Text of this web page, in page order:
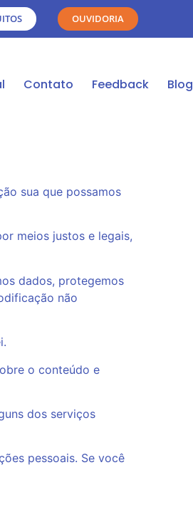
OUVIDORIA
Contato Feedback Blog
sua que possamos
meios justos e legais,
dados, protegemos
não
o conteúdo e
dos serviços
pessoais. Se você